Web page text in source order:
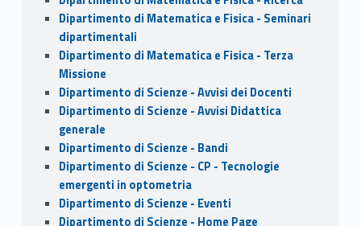
Dipartimento di Matematica e Fisica - Seminari
dipartimentali
Dipartimento di Matematica e Fisica - Terza
Missione
Dipartimento di Scienze - Avvisi dei Docenti
Dipartimento di Scienze - Avvisi Didattica
generale
Dipartimento di Scienze - Bandi
Dipartimento di Scienze - CP - Tecnologie
emergenti in optometria
Dipartimento di Scienze - Eventi
Dipartimento di Scienze - Home Page